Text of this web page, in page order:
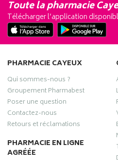
Toute la pharmacie
Télécharger l’application
PHARMACIE CAYEUX
Qui sommes-nous ?
Groupement Pharmabest
Poser une question
Contactez-nous
Retours et réclamations
PHARMACIE EN LIGNE
AGRÉÉE